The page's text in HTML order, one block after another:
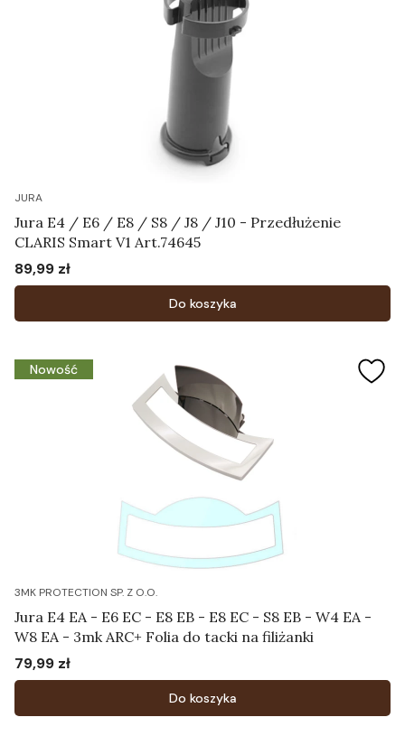
JURA
Jura E4 / E6 / E8 / S8 / J8 / J10 - Przedłużenie
CLARIS Smart V1 Art.74645
Cena
89,99 zł
Do koszyka
Nowość
3MK PROTECTION SP. Z O.O.
Jura E4 EA - E6 EC - E8 EB - E8 EC - S8 EB - W4 EA -
W8 EA - 3mk ARC+ Folia do tacki na filiżanki
Cena
79,99 zł
Do koszyka